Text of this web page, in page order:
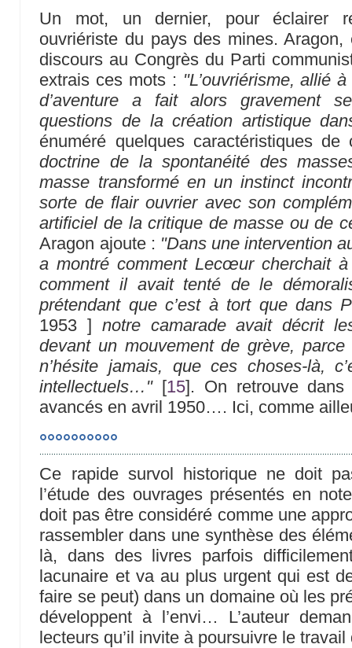
Un mot, un dernier, pour éclairer
ouvriériste du pays des mines.
discours au Congrès du Parti
extrais ces mots : "L’ouvriérisme, allié
d’aventure a fait alors gravement
questions de la création artistique
énuméré quelques caractéristiques
doctrine de la spontanéité des
masse transformé en un instinct
sorte de flair ouvrier avec son
artificiel de la critique de masse ou de
Aragon ajoute : "Dans une intervention
a montré comment Lecœur cherchait
comment il avait tenté de le
prétendant que c’est à tort que dans
1953 ] notre camarade avait décrit
devant un mouvement de grève,
n’hésite jamais, que ces choses-là,
intellectuels…"[15] . On retrouve
avancés en avril 1950…. Ici, comme
°°°°°°°°°°
Ce rapide survol historique ne doit
l’étude des ouvrages présentés en
doit pas être considéré comme une
rassembler dans une synthèse des
là, dans des livres parfois
lacunaire et va au plus urgent qui est
faire se peut) dans un domaine où les
développent à l’envi… L’auteur
lecteurs qu’il invite à poursuivre le